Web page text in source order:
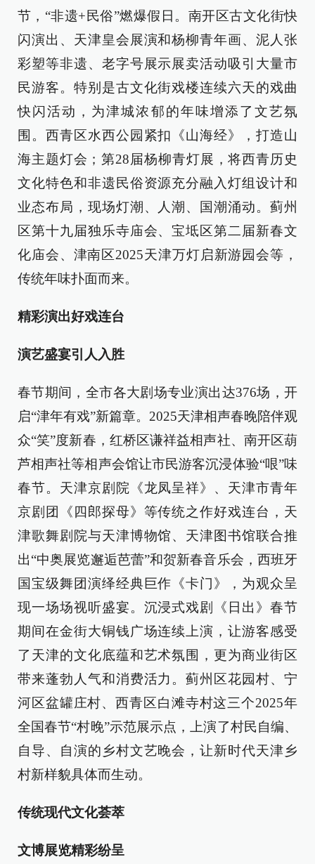
节，“非遗+民俗”燃爆假日。南开区古文化街快
闪演出、天津皇会展演和杨柳青年画、泥人张
彩塑等非遗、老字号展示展卖活动吸引大量市
民游客。特别是古文化街戏楼连续六天的戏曲
快闪活动，为津城浓郁的年味增添了文艺氛
围。西青区水西公园紧扣《山海经》，打造山
海主题灯会；第28届杨柳青灯展，将西青历史
文化特色和非遗民俗资源充分融入灯组设计和
业态布局，现场灯潮、人潮、国潮涌动。蓟州
区第十九届独乐寺庙会、宝坻区第二届新春文
化庙会、津南区2025天津万灯启新游园会等，
传统年味扑面而来。
精彩演出好戏连台
演艺盛宴引人入胜
春节期间，全市各大剧场专业演出达376场，开
启“津年有戏”新篇章。2025天津相声春晚陪伴观
众“笑”度新春，红桥区谦祥益相声社、南开区葫
芦相声社等相声会馆让市民游客沉浸体验“哏”味
春节。天津京剧院《龙凤呈祥》、天津市青年
京剧团《四郎探母》等传统之作好戏连台，天
津歌舞剧院与天津博物馆、天津图书馆联合推
出“中奥展览邂逅芭蕾”和贺新春音乐会，西班牙
国宝级舞团演绎经典巨作《卡门》，为观众呈
现一场场视听盛宴。沉浸式戏剧《日出》春节
期间在金街大铜钱广场连续上演，让游客感受
了天津的文化底蕴和艺术氛围，更为商业街区
带来蓬勃人气和消费活力。蓟州区花园村、宁
河区盆罐庄村、西青区白滩寺村这三个2025年
全国春节“村晚”示范展示点，上演了村民自编、
自导、自演的乡村文艺晚会，让新时代天津乡
村新样貌具体而生动。
传统现代文化荟萃
文博展览精彩纷呈